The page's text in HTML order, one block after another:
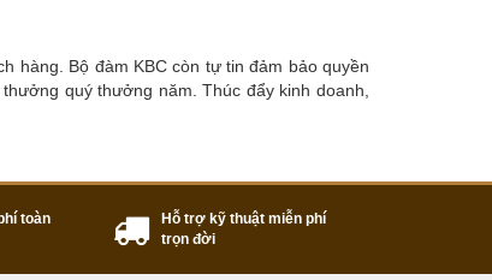
hàng. Bộ đàm KBC còn tự tin đảm bảo quyền
quý thưởng năm. Thúc đẩy kinh doanh,
toàn
Hỗ trợ kỹ thuật miễn phí
trọn đời